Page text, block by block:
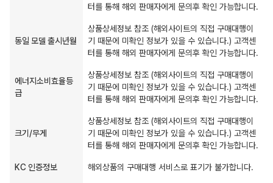
터를 통해 해외 판매자에게 문의후 확인 가능합니다.
동일 모델 출시년월
상품상세정보 참조 (해외사이트의 직접 구매대행이
기 때문에 미확인 정보가 있을 수 있습니다.) 고객센
터를 통해 해외 판매자에게 문의후 확인 가능합니다.
에너지소비효율등
급
상품상세정보 참조 (해외사이트의 직접 구매대행이
기 때문에 미확인 정보가 있을 수 있습니다.) 고객센
터를 통해 해외 판매자에게 문의후 확인 가능합니다.
크기/무게
상품상세정보 참조 (해외사이트의 직접 구매대행이
기 때문에 미확인 정보가 있을 수 있습니다.) 고객센
터를 통해 해외 판매자에게 문의후 확인 가능합니다.
KC 인증정보 해외상품의 구매대행 서비스로 표기가 불가합니다.